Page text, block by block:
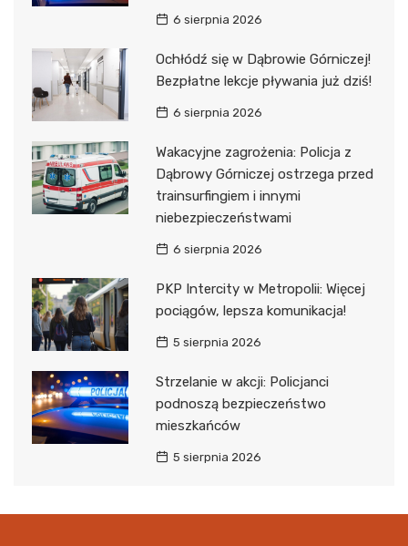
6 sierpnia 2026
Ochłódź się w Dąbrowie Górniczej!
Bezpłatne lekcje pływania już dziś!
6 sierpnia 2026
Wakacyjne zagrożenia: Policja z
Dąbrowy Górniczej ostrzega przed
trainsurfingiem i innymi
niebezpieczeństwami
6 sierpnia 2026
PKP Intercity w Metropolii: Więcej
pociągów, lepsza komunikacja!
5 sierpnia 2026
Strzelanie w akcji: Policjanci
podnoszą bezpieczeństwo
mieszkańców
5 sierpnia 2026